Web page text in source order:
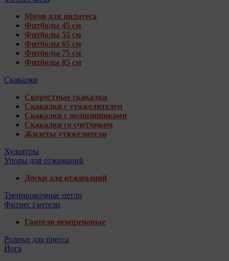
Мячи для пилатеса
Фитболы 45 см
Фитболы 55 см
Фитболы 65 см
Фитболы 75 см
Фитболы 85 см
Скакалки
Скоростные скакалки
Скакалки с утяжелителем
Скакалки с подшипниками
Скакалки со счетчиком
Жилеты утяжелители
Хулахупы
Упоры для отжиманий
Доски для отжиманий
Тренировочные петли
Фитнес гантели
Гантели неопреновые
Ролики для пресса
Йога